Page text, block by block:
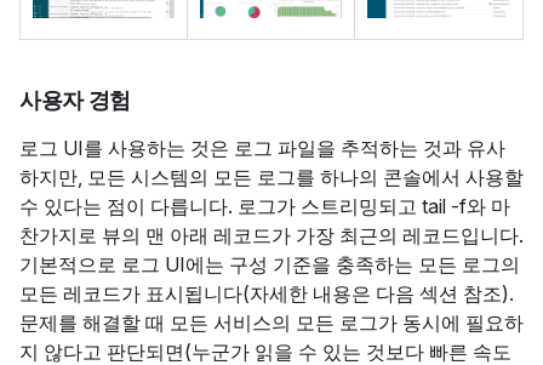
사용자 경험
로그 UI를 사용하는 것은 로그 파일을 추적하는 것과 유사
하지만, 모든 시스템의 모든 로그를 하나의 콘솔에서 사용할
수 있다는 점이 다릅니다. 로그가 스트리밍되고 tail -f와 마
찬가지로 뷰의 맨 아래 레코드가 가장 최근의 레코드입니다.
기본적으로 로그 UI에는 구성 기준을 충족하는 모든 로그의
모든 레코드가 표시됩니다(자세한 내용은 다음 섹션 참조).
문제를 해결할 때 모든 서비스의 모든 로그가 동시에 필요하
지 않다고 판단되면(누군가 읽을 수 있는 것보다 빠른 속도